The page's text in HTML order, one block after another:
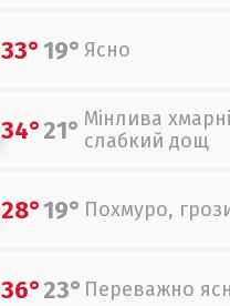
33°19° Ясно
34°21° Мінлива
слабкий дощ
28°19° Похмуро,
36°23° Переважно